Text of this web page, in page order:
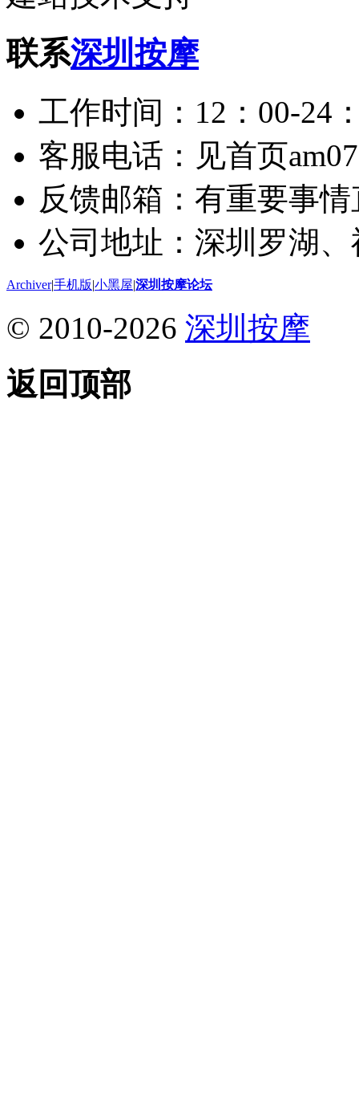
联系深圳按摩
工作时间：12：00-24
客服电话：见首页
反馈邮箱：有重要事
公司地址：深圳罗湖
Archiver|手机版|小黑屋|深圳按摩论坛
© 2010-2026 深圳按摩
返回顶部